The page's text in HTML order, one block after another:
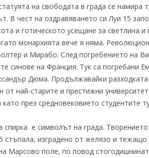
на свободата в града се намира
В чест на оздравяването си Луи 15
и готическото усещане за светлина и
монархията вече я няма.
и Мирабо. След погребението на
синове на Франция. Тук са погребани
Дюма. Продължавайки разходката
най-старите и престижни
през средновековието студентите
е символът на града.
стъпала, изградено от желязо и тежащо
Марсово поле, по повод